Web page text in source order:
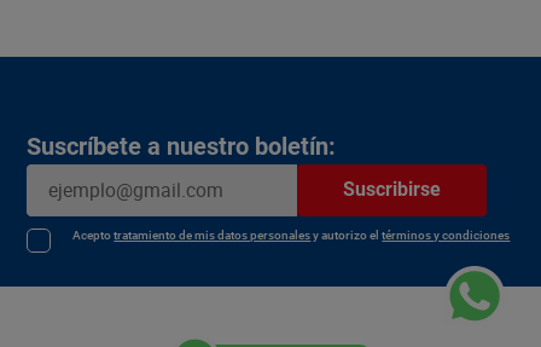
Suscríbete a nuestro boletín:
Suscribirse
Aceptotratamiento de mis datos personalesy autorizo eltérminos y condiciones